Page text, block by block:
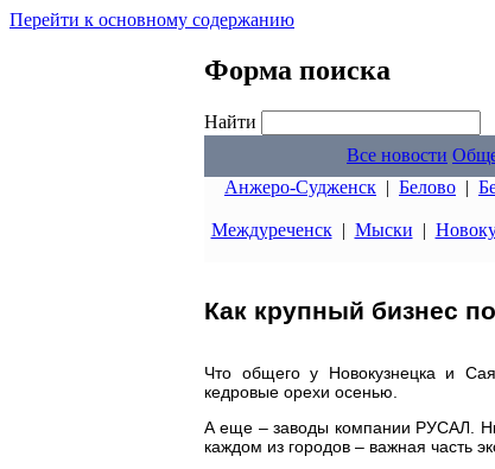
Перейти к основному содержанию
Форма поиска
Найти
Все новости
Анжеро-Судженск | Белово |
Междуреченск| Мыски |
Как крупный бизнес
Что общего у Новокузнецка и
кедровые орехи осенью.
А еще – заводы компании РУСАЛ.
каждом из городов – важная часть